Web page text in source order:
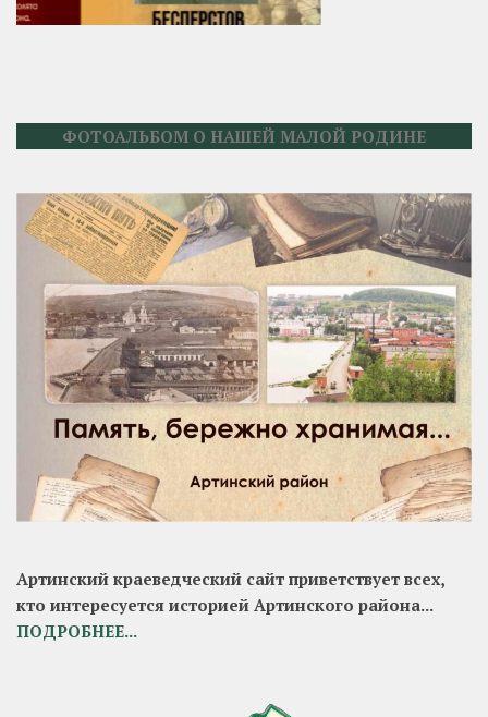
ФОТОАЛЬБОМ О НАШЕЙ МАЛОЙ РОДИНЕ
Артинский краеведческий сайт приветствует всех,
кто интересуется историей Артинского района...
ПОДРОБНЕЕ...